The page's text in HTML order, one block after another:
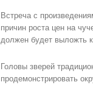
Встреча с
причин роста цен на
должен будет выложть
Головы зверей
продемонстрировать